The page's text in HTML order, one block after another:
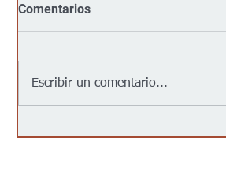
Comentarios
Escribir un comentario...